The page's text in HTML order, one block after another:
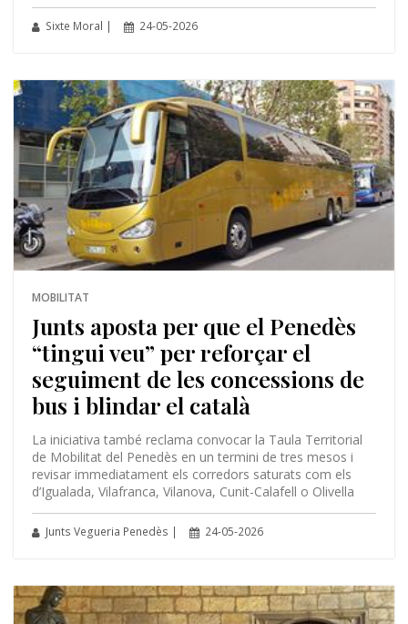
Sixte Moral | 24-05-2026
MOBILITAT
Junts aposta per que el Penedès
“tingui veu” per reforçar el
seguiment de les concessions de
bus i blindar el català
La iniciativa també reclama convocar la Taula Territorial
de Mobilitat del Penedès en un termini de tres mesos i
revisar immediatament els corredors saturats com els
d’Igualada, Vilafranca, Vilanova, Cunit-Calafell o Olivella
Junts Vegueria Penedès | 24-05-2026